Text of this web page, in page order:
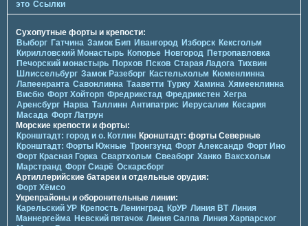
это Ссылки
Сухопутные форты и крепости:
Выборг Гатчина Замок Бип Ивангород Изборск Кексгольм
Кирилловский Монастырь Копорье Новгород Петропавловка
Печорcкий монастырь Порхов Псков Старая Ладога Тихвин
Шлиссельбург Замок Разеборг Кастельхольм Кюменлинна
Лапеенранта Савонлинна Тааветти Турку Хамина Хямеенлинна
Висбю Форт Хойторп Фредрикстад Фредрикстен Хегра
Аренсбург Нарва Таллинн Антипатрис Иерусалим Кесария
Масада Форт Латрун
Морские крепости и форты:
Кронштадт: город и о. Котлин Кронштадт: форты Северные
Кронштадт: Форты Южные Тронгзунд Форт Александр Форт Ино
Форт Красная Горка Свартхольм Свеаборг Ханко Ваксхольм
Марстранд Форт Сиарё Оскарсборг
Артиллерийские батареи и отдельные орудия:
Форт Хёмсо
Укрепрайоны и оборонительные линии:
Карельский УР Крепость Ленинград КрУР Линия ВТ Линия
Маннергейма Невский пятачок Линия Салпа Линия Харпарског